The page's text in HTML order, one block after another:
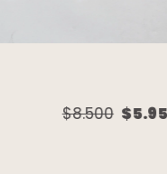
$8.500